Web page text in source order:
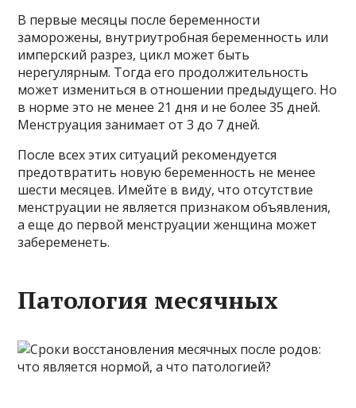
В первые месяцы после беременности
заморожены, внутриутробная беременность или
имперский разрез, цикл может быть
нерегулярным. Тогда его продолжительность
может измениться в отношении предыдущего. Но
в норме это не менее 21 дня и не более 35 дней.
Менструация занимает от 3 до 7 дней.
После всех этих ситуаций рекомендуется
предотвратить новую беременность не менее
шести месяцев. Имейте в виду, что отсутствие
менструации не является признаком объявления,
а еще до первой менструации женщина может
забеременеть.
Патология месячных